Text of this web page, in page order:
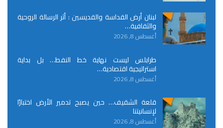
لبنان أرض القداسة والقديسين : أثر الرسالة الروحية
والثقافية…
أغسطس 8, 2026
طرابلس ليست نهاية خط النفط… بل بداية
استراتيجية اقتصادية…
أغسطس 8, 2026
قلعة الشقيف… حين يصبح تدمير الأرض اختبارًا
لإنسانيتنا
أغسطس 8, 2026